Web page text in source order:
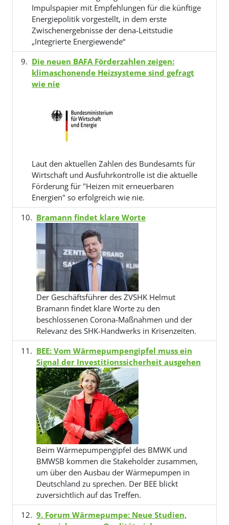
Impulspapier mit Empfehlungen für die künftige
Energiepolitik vorgestellt, in dem erste
Zwischenergebnisse der dena-Leitstudie
„Integrierte Energiewende“
Die neuen BAFA Förderzahlen zeigen:
klimaschonende Heizsysteme sind gefragt
wie nie
Laut den aktuellen Zahlen des Bundesamts für
Wirtschaft und Ausfuhrkontrolle ist die aktuelle
Förderung für "Heizen mit erneuerbaren
Energien" so erfolgreich wie nie.
Bramann findet klare Worte
Der Geschäftsführer des ZVSHK Helmut
Bramann findet klare Worte zu den
beschlossenen Corona-Maßnahmen und der
Relevanz des SHK-Handwerks in Krisenzeiten.
BEE: Vom Wärmepumpengipfel muss ein
Signal der Investitionssicherheit ausgehen
Beim Wärmepumpengipfel des BMWK und
BMWSB kommen die Stakeholder zusammen,
um über den Ausbau der Wärmepumpen in
Deutschland zu sprechen. Der BEE blickt
zuversichtlich auf das Treffen.
9. Forum Wärmepumpe: Neue Studien,